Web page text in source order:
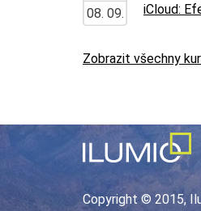
08. 09. iCloud:
Zobrazit všechny
Copyright © 2015,